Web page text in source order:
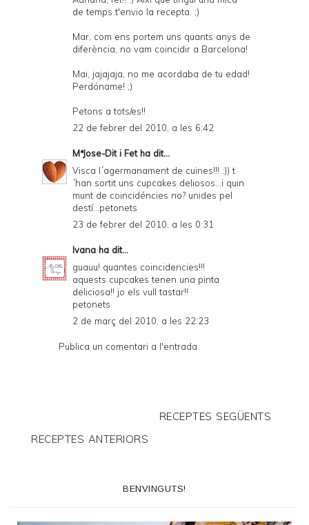
de temps t'envio la recepta. ;)
Mar, com ens portem uns quants anys de
diferència, no vam coincidir a Barcelona!
Mai, jajajaja, no me acordaba de tu edad!
Perdóname! ;)
Petons a tots/es!!
22 de febrer del 2010, a les 6:42
MªJose-Dit i Fetha dit...
Visca l´agermanament de cuines!!! :)) t
´han sortit uns cupcakes deliosos...i quin
munt de coincidéncies no? unides pel
destí...petonets
23 de febrer del 2010, a les 0:31
Ivana ha dit...
guauu! quantes coincidencies!!!
aquests cupcakes tenen una pinta
deliciosa!! jo els vull tastar!!
petonets
2 de març del 2010, a les 22:23
Publica un comentari a l'entrada
RECEPTES SEGÜENTS
RECEPTES ANTERIORS
BENVINGUTS!